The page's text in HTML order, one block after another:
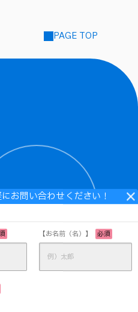
PAGE TOP
問い合わせは
【お名前（名）】 必須